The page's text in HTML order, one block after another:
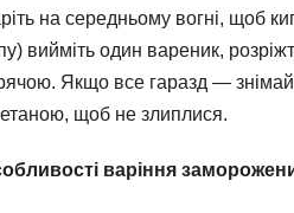
на середньому вогні, щоб
вийміть один вареник,
Якщо все гаразд —
щоб не злиплися.
варіння